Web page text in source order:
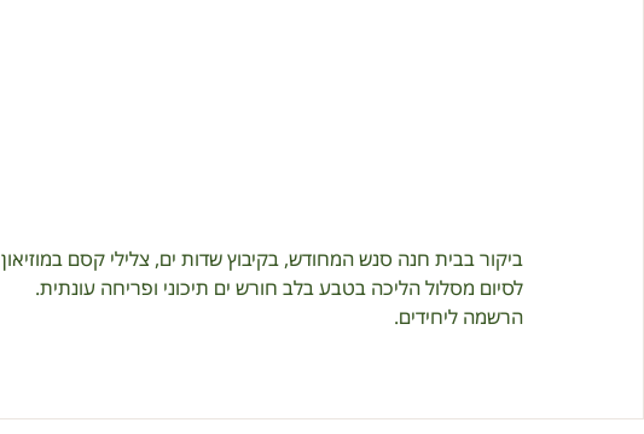
ביקור בבית חנה סנש המחודש, בקיבוץ שדות ים, צלילי קסם
לסיום מסלול הליכה בטבע בלב חורש ים תיכוני ופריחה עונתית.
הרשמה ליחידים.